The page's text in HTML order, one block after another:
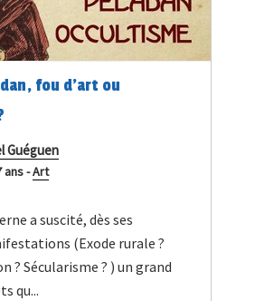
fou d’art ou
Guéguen
ans-Art
a suscité, dès ses
(Exode rurale ?
? Sécularisme ? ) un grand
qu...